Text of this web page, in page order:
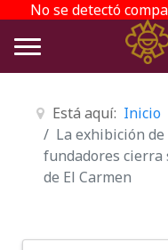
No se detectó
Está aquí: Inicio
La exhibición
fundadores
de El Carmen